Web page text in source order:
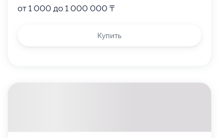
от 1 000 до 1 000 000 ₸
Купить